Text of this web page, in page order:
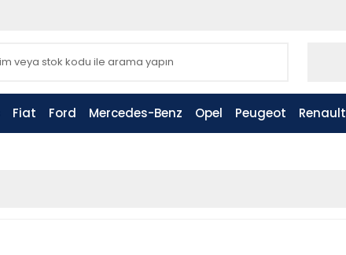
Fiat Ford Mercedes-Benz Opel Peugeot Renault